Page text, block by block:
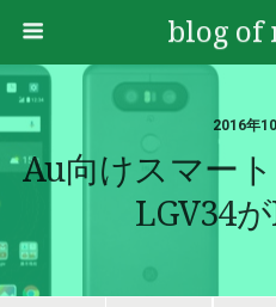
blog of
2016年
Au向けスマー
LGV34